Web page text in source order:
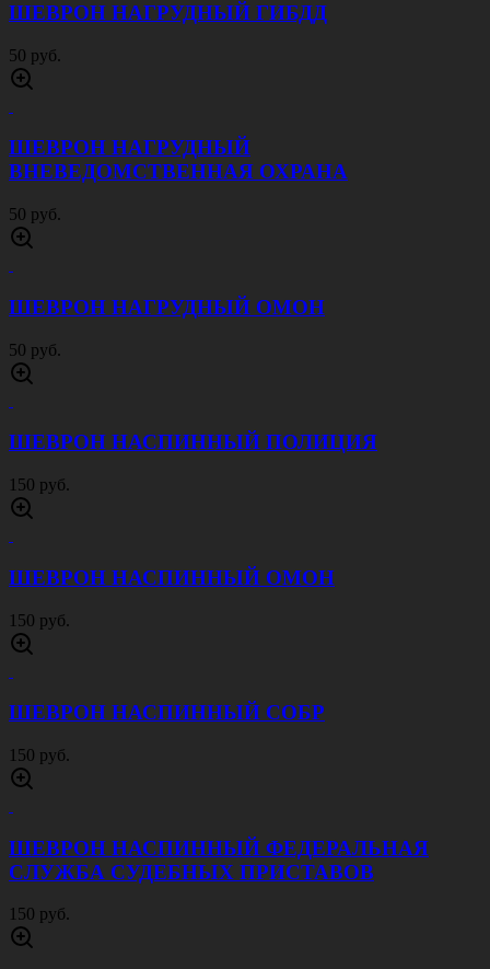
ШЕВРОН НАГРУДНЫЙ ГИБДД
50 руб.
ШЕВРОН НАГРУДНЫЙ
ВНЕВЕДОМСТВЕННАЯ ОХРАНА
50 руб.
ШЕВРОН НАГРУДНЫЙ ОМОН
50 руб.
ШЕВРОН НАСПИННЫЙ ПОЛИЦИЯ
150 руб.
ШЕВРОН НАСПИННЫЙ ОМОН
150 руб.
ШЕВРОН НАСПИННЫЙ СОБР
150 руб.
ШЕВРОН НАСПИННЫЙ ФЕДЕРАЛЬНАЯ
СЛУЖБА СУДЕБНЫХ ПРИСТАВОВ
150 руб.